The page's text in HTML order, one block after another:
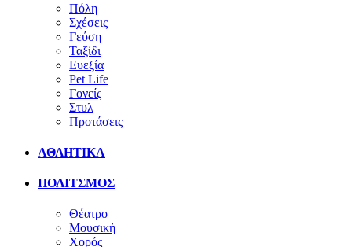
Πόλη
Σχέσεις
Γεύση
Ταξίδι
Ευεξία
Pet Life
Γονείς
Στυλ
Προτάσεις
ΑΘΛΗΤΙΚΑ
ΠΟΛΙΤΣΜΟΣ
Θέατρο
Μουσική
Χορός